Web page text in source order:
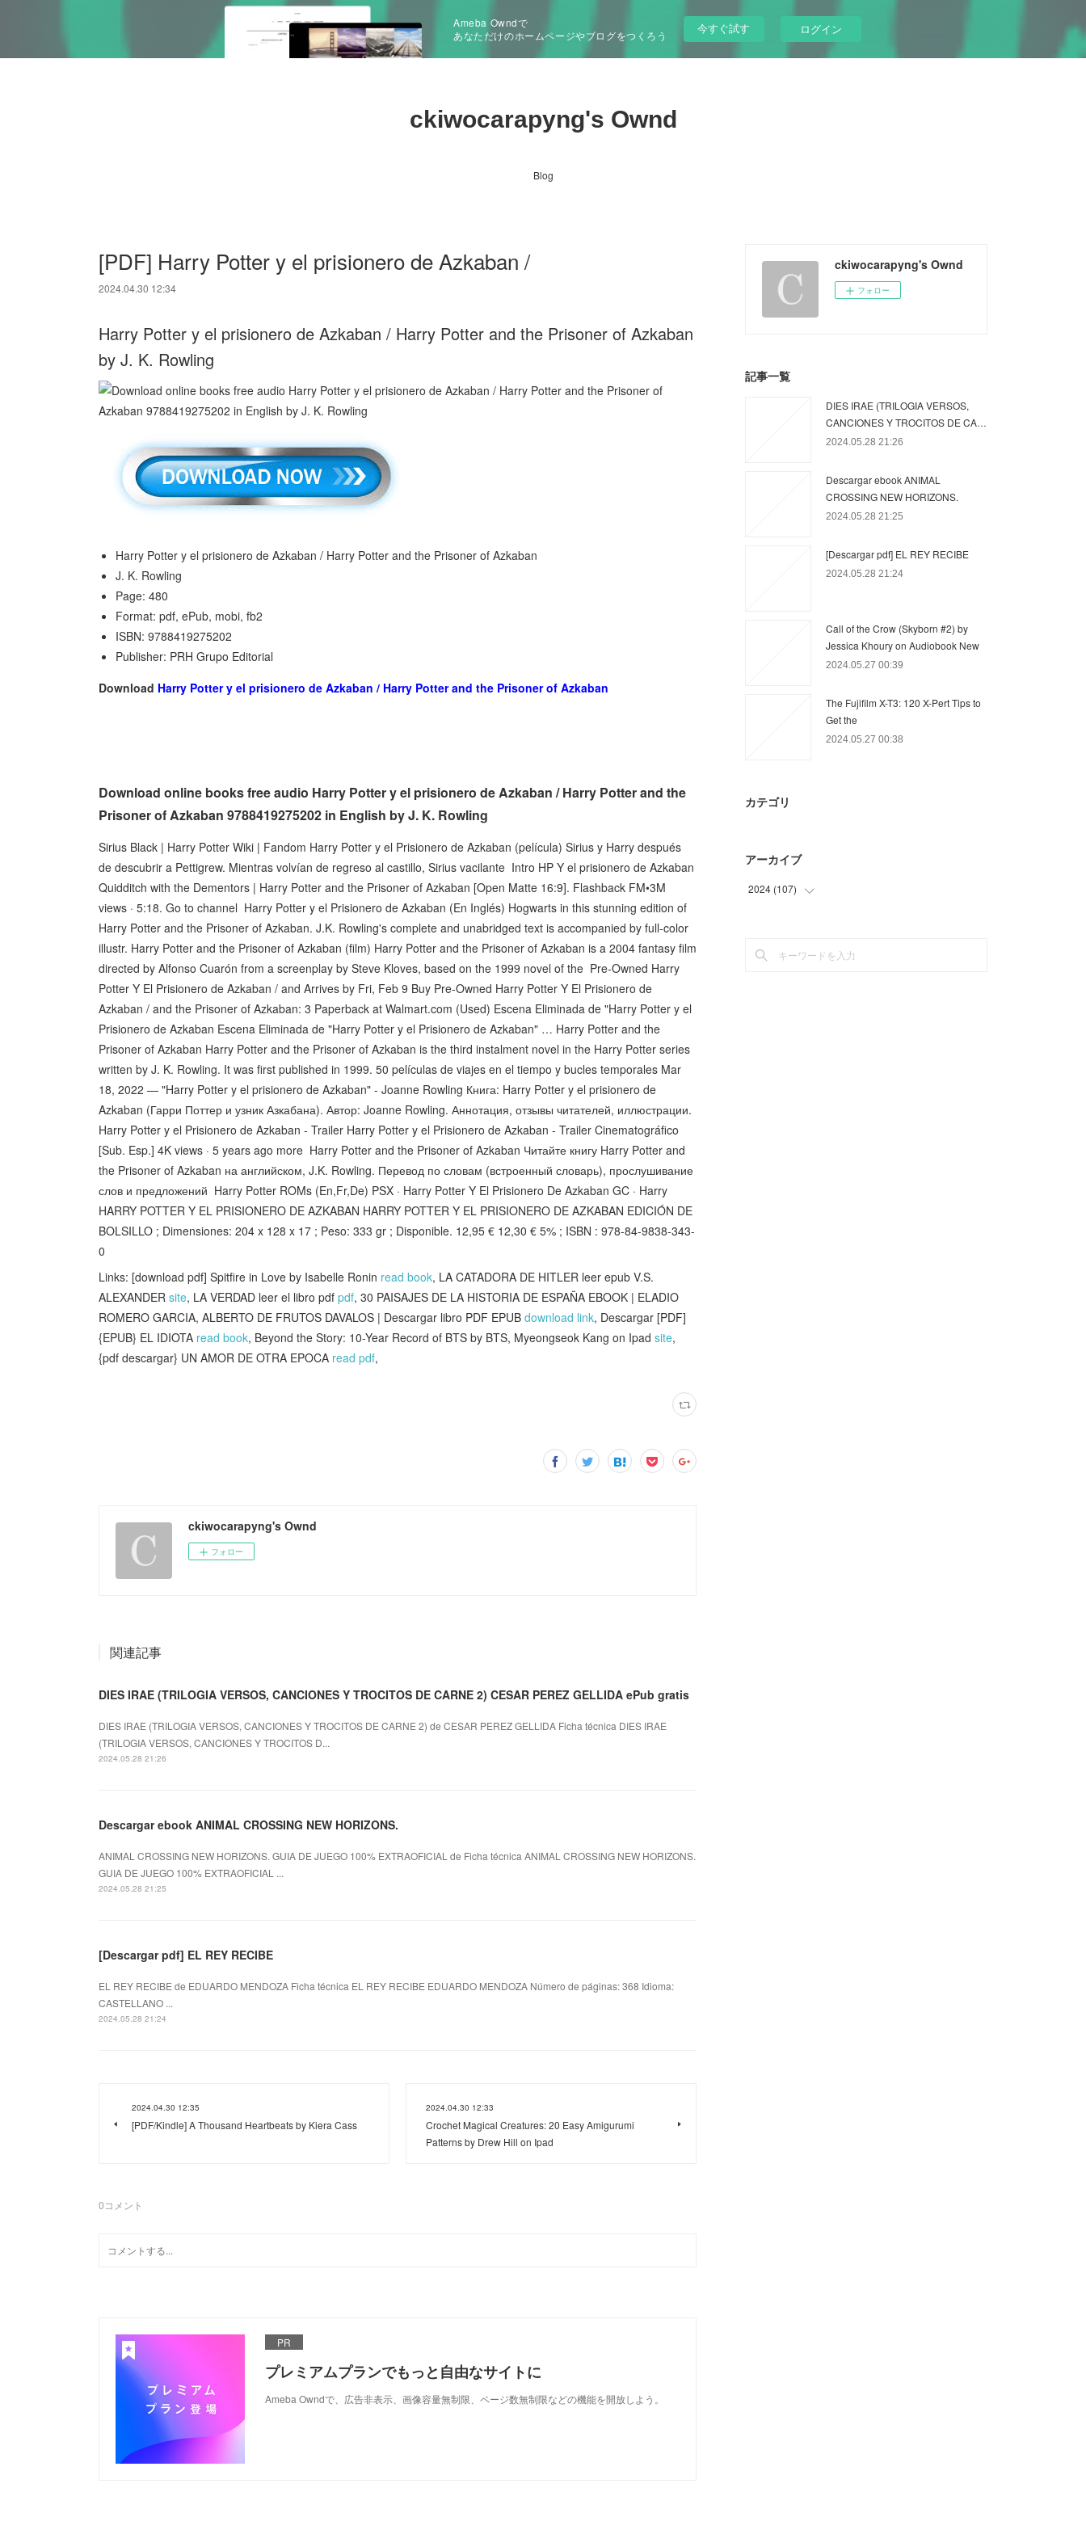
Ameba Owndで
あなただけのホームページやブログをつくろう
今すぐ試す ログイン
ckiwocarapyng's Ownd
Blog
[PDF] Harry Potter y el prisionero de Azkaban /
2024.04.30 12:34
Harry Potter y el prisionero de Azkaban / Harry Potter and the Prisoner of Azkaban
by J. K. Rowling
Harry Potter y el prisionero de Azkaban / Harry Potter and the Prisoner of Azkaban
J. K. Rowling
Page: 480
Format: pdf, ePub, mobi, fb2
ISBN: 9788419275202
Publisher: PRH Grupo Editorial
Download Harry Potter y el prisionero de Azkaban / Harry Potter and the Prisoner of Azkaban
Download online books free audio Harry Potter y el prisionero de Azkaban / Harry Potter and the
Prisoner of Azkaban 9788419275202 in English by J. K. Rowling
Sirius Black | Harry Potter Wiki | Fandom Harry Potter y el Prisionero de Azkaban (película) Sirius y Harry después
de descubrir a Pettigrew. Mientras volvían de regreso al castillo, Sirius vacilante Intro HP Y el prisionero de Azkaban
Quidditch with the Dementors | Harry Potter and the Prisoner of Azkaban [Open Matte 16:9]. Flashback FM•3M
views · 5:18. Go to channel Harry Potter y el Prisionero de Azkaban (En Inglés) Hogwarts in this stunning edition of
Harry Potter and the Prisoner of Azkaban. J.K. Rowling's complete and unabridged text is accompanied by full-color
illustr. Harry Potter and the Prisoner of Azkaban (film) Harry Potter and the Prisoner of Azkaban is a 2004 fantasy film
directed by Alfonso Cuarón from a screenplay by Steve Kloves, based on the 1999 novel of the Pre-Owned Harry
Potter Y El Prisionero de Azkaban / and Arrives by Fri, Feb 9 Buy Pre-Owned Harry Potter Y El Prisionero de
Azkaban / and the Prisoner of Azkaban: 3 Paperback at Walmart.com (Used) Escena Eliminada de "Harry Potter y el
Prisionero de Azkaban Escena Eliminada de "Harry Potter y el Prisionero de Azkaban" … Harry Potter and the
Prisoner of Azkaban Harry Potter and the Prisoner of Azkaban is the third instalment novel in the Harry Potter series
written by J. K. Rowling. It was first published in 1999. 50 películas de viajes en el tiempo y bucles temporales Mar
18, 2022 — "Harry Potter y el prisionero de Azkaban" - Joanne Rowling Книга: Harry Potter y el prisionero de
Azkaban (Гарри Поттер и узник Азкабана). Автор: Joanne Rowling. Аннотация, отзывы читателей, иллюстрации.
Harry Potter y el Prisionero de Azkaban - Trailer Harry Potter y el Prisionero de Azkaban - Trailer Cinematográfico
[Sub. Esp.] 4K views · 5 years ago more Harry Potter and the Prisoner of Azkaban Читайте книгу Harry Potter and
the Prisoner of Azkaban на английском, J.K. Rowling. Перевод по словам (встроенный словарь), прослушивание
слов и предложений Harry Potter ROMs (En,Fr,De) PSX · Harry Potter Y El Prisionero De Azkaban GC · Harry
HARRY POTTER Y EL PRISIONERO DE AZKABAN HARRY POTTER Y EL PRISIONERO DE AZKABAN EDICIÓN DE
BOLSILLO ; Dimensiones: 204 x 128 x 17 ; Peso: 333 gr ; Disponible. 12,95 € 12,30 € 5% ; ISBN : 978-84-9838-343-
0
Links: [download pdf] Spitfire in Love by Isabelle Ronin read book, LA CATADORA DE HITLER leer epub V.S.
ALEXANDER site, LA VERDAD leer el libro pdf pdf, 30 PAISAJES DE LA HISTORIA DE ESPAÑA EBOOK | ELADIO
ROMERO GARCIA, ALBERTO DE FRUTOS DAVALOS | Descargar libro PDF EPUB download link, Descargar [PDF]
{EPUB} EL IDIOTA read book, Beyond the Story: 10-Year Record of BTS by BTS, Myeongseok Kang on Ipad site,
{pdf descargar} UN AMOR DE OTRA EPOCA read pdf,
ckiwocarapyng's Ownd
フォロー
関連記事
DIES IRAE (TRILOGIA VERSOS, CANCIONES Y TROCITOS DE CARNE 2) CESAR PEREZ GELLIDA ePub gratis
DIES IRAE (TRILOGIA VERSOS, CANCIONES Y TROCITOS DE CARNE 2) de CESAR PEREZ GELLIDA Ficha técnica DIES IRAE
(TRILOGIA VERSOS, CANCIONES Y TROCITOS D...
2024.05.28 21:26
Descargar ebook ANIMAL CROSSING NEW HORIZONS.
ANIMAL CROSSING NEW HORIZONS. GUIA DE JUEGO 100% EXTRAOFICIAL de Ficha técnica ANIMAL CROSSING NEW HORIZONS.
GUIA DE JUEGO 100% EXTRAOFICIAL ...
2024.05.28 21:25
[Descargar pdf] EL REY RECIBE
EL REY RECIBE de EDUARDO MENDOZA Ficha técnica EL REY RECIBE EDUARDO MENDOZA Número de páginas: 368 Idioma:
CASTELLANO ...
2024.05.28 21:24
2024.04.30 12:35
[PDF/Kindle] A Thousand Heartbeats by Kiera Cass
2024.04.30 12:33
Crochet Magical Creatures: 20 Easy Amigurumi
Patterns by Drew Hill on Ipad
0コメント
PR
プレミアムプランでもっと自由なサイトに
Ameba Owndで、広告非表示、画像容量無制限、ページ数無制限などの機能を開放しよう。
ckiwocarapyng's Ownd
フォロー
記事一覧
DIES IRAE (TRILOGIA VERSOS,
CANCIONES Y TROCITOS DE CA…
2024.05.28 21:26
Descargar ebook ANIMAL
CROSSING NEW HORIZONS.
2024.05.28 21:25
[Descargar pdf] EL REY RECIBE
2024.05.28 21:24
Call of the Crow (Skyborn #2) by
Jessica Khoury on Audiobook New
2024.05.27 00:39
The Fujifilm X-T3: 120 X-Pert Tips to
Get the
2024.05.27 00:38
カテゴリ
アーカイブ
2024 (107)